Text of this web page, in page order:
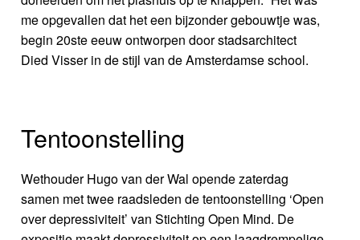
me opgevallen dat het een bijzonder gebouwtje was,
begin 20ste eeuw ontworpen door stadsarchitect
Died Visser in de stijl van de Amsterdamse school.
Tentoonstelling
Wethouder Hugo van der Wal opende zaterdag
samen met twee raadsleden de tentoonstelling ‘Open
over depressiviteit’ van Stichting Open Mind. De